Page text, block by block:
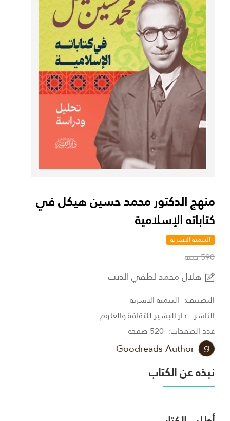
منهج الدكتور محمد حسين هيكل في
كتاباته الإسلامية
التنمية الاسرية
590 جنية
هلال محمد لطفي الديب
التصنيف: التنمية الاسرية
الناشر: دار البشير للثقافة والعلوم
عدد الصفحات: 520 صفحة
Goodreads Author
نبذه عن الكتاب